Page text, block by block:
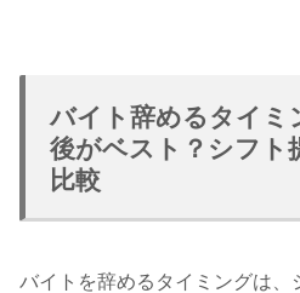
バイト辞めるタイミ
後がベスト？シフト
比較
バイトを辞めるタイミングは